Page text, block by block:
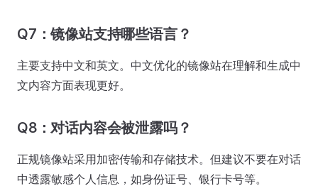
Q7：镜像站支持哪些语言？
主要支持中文和英文。中文优化的镜像站在理解和生成中
文内容方面表现更好。
Q8：对话内容会被泄露吗？
正规镜像站采用加密传输和存储技术。但建议不要在对话
中透露敏感个人信息，如身份证号、银行卡号等。